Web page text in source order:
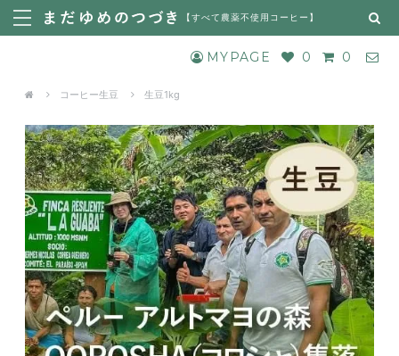
【すべて農薬不使用コーヒー 】
MYPAGE 0 0
コーヒー生豆 生豆1kg